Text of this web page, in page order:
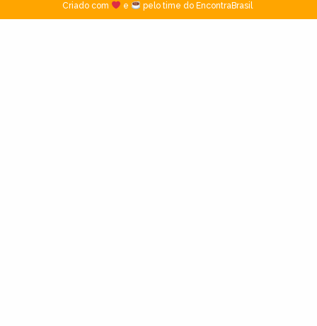
Criado com
e pelo time do EncontraBrasil